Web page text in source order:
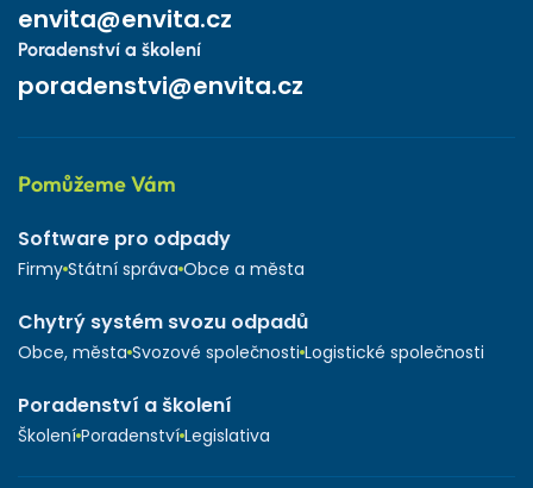
envita@envita.cz
Poradenství a školení
poradenstvi@envita.cz
Pomůžeme Vám
Software pro odpady
Firmy Státní správa Obce a města
Chytrý systém svozu odpadů
Obce, města Svozové společnosti Logistické společnosti
Poradenství a školení
Školení Poradenství Legislativa